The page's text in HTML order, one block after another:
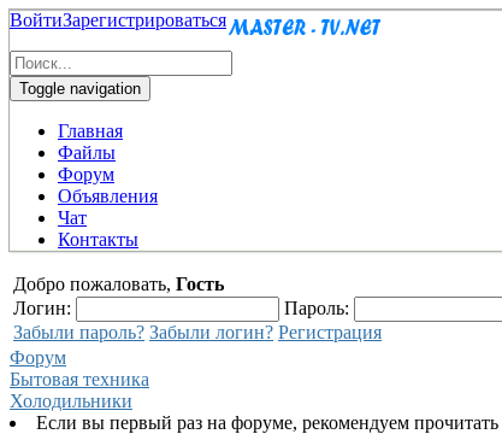
ВойтиЗарегистрироваться
Toggle navigation
Главная
Файлы
Форум
Объявления
Чат
Контакты
Добро пожаловать, Гость
Логин:
Пароль:
Забыли пароль? Забыли логин? Регистрация
Форум
Бытовая техника
Холодильники
Если вы первый раз на форуме, рекомендуем прочитать